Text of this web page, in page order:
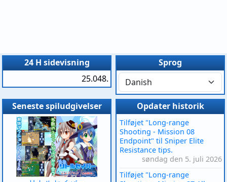
24 H sidevisning
25.048.
Sprog
Seneste spiludgivelser Opdater historik
Tilføjet "Long-range
Shooting - Mission 08
Endpoint" til Sniper Elite
Resistance tips.
søndag den 5. juli 2026
Tilføjet "Long-range